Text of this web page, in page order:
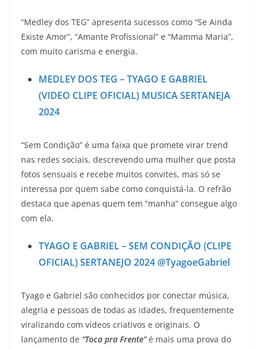
“Medley dos TEG” apresenta sucessos como “Se Ainda
Existe Amor”, “Amante Profissional” e “Mamma Maria”,
com muito carisma e energia.
MEDLEY DOS TEG – TYAGO E GABRIEL
(VIDEO CLIPE OFICIAL) MUSICA SERTANEJA
2024
“Sem Condição” é uma faixa que promete virar trend
nas redes sociais, descrevendo uma mulher que posta
fotos sensuais e recebe muitos convites, mas só se
interessa por quem sabe como conquistá-la. O refrão
destaca que apenas quem tem “manha” consegue algo
com ela.
TYAGO E GABRIEL – SEM CONDIÇÃO (CLIPE
OFICIAL) SERTANEJO 2024 @TyagoeGabriel
Tyago e Gabriel são conhecidos por conectar música,
alegria e pessoas de todas as idades, frequentemente
viralizando com vídeos criativos e originais. O
lançamento de “Toca pra Frente”é mais uma prova do